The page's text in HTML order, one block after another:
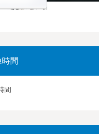
間
間